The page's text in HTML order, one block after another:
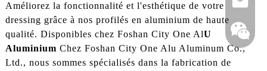
Améliorez la fonctionnalité et l'esthétique de votre
dressing grâce à nos profilés en aluminium de haute
qualité. Disponibles chez Foshan City One AlU
Aluminium Chez Foshan City One Alu Aluminum Co.,
Ltd., nous sommes spécialisés dans la fabrication de